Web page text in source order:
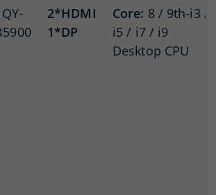
QY-
2*HDMI
1*DP
Core: 8 / 9th-i3 /
i5 / i7 / i9
Desktop CPU